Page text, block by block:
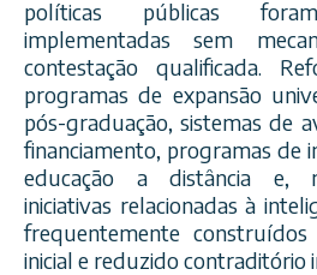
políticas públicas
implementadas sem
contestação qualificada.
programas de expansão
pós-graduação, sistemas de
financiamento, programas de
educação a distância e,
iniciativas relacionadas à
frequentemente
inicial e reduzido contraditório